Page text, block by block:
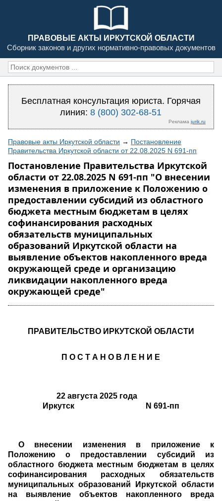
ПРАВОВЫЕ АКТЫ ИРКУТСКОЙ ОБЛАСТИ
Сборник законов и других нормативно-правовых документов
Бесплатная консультация юриста. Горячая
линия:8 (800) 302-68-51
Реклама jurik.ru
Правовые акты Иркутской области → Постановление
Правительства Иркутской области от 22.08.2025 N 691-пп
Постановление Правительства Иркутской
области от 22.08.2025 N 691-пп "О внесении
изменения в приложение к Положению о
предоставлении субсидий из областного
бюджета местным бюджетам в целях
софинансирования расходных
обязательств муниципальных
образований Иркутской области на
выявление объектов накопленного вреда
окружающей среде и организацию
ликвидации накопленного вреда
окружающей среде"
ПРАВИТЕЛЬСТВО ИРКУТСКОЙ ОБЛАСТИ
П О С Т А Н О В Л Е Н И Е
22 августа 2025 года
Иркутск N 691-пп
О внесении изменения в приложение к
Положениюо предоставлении субсидий из
областного бюджета местным бюджетам в целях
софинансирования расходных обязательств
муниципальных образований Иркутской области
на выявление объектов накопленного вреда